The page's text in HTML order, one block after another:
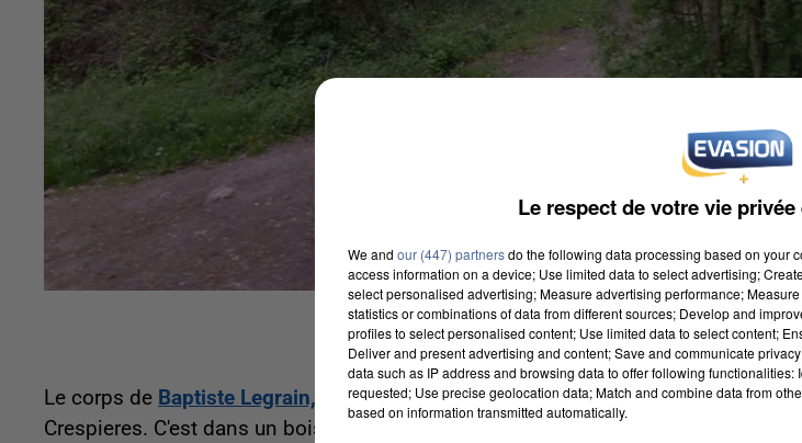
Le corps de Baptiste Legrain, disparu depuis plus d'une semainea été retrouvé
Crespieres. C'est dans un bois qu'a été faite la terrible découverte. Parti de la gare
Le respect de votre vie
We and our (447) partnersdo the following data processing based on your
access information on a device; Use limited data to select advertising;
select personalised advertising; Measure advertising performance;
statistics or combinations of data from different sources; Develop and
profiles to select personalised content; Use limited data to select content;
Deliver and present advertising and content; Save and communicate
data such as IP address and browsing data to offer following
requested; Use precise geolocation data; Match and combine data from
based on information transmitted automatically.